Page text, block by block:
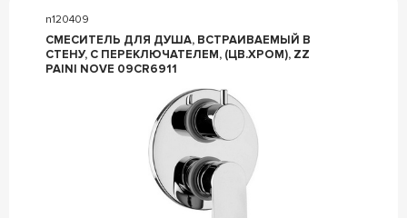
n120409
СМЕСИТЕЛЬ ДЛЯ ДУША, ВСТРАИВАЕМЫЙ В
СТЕНУ, С ПЕРЕКЛЮЧАТЕЛЕМ, (ЦВ.ХРОМ), ZZ
PAINI NOVE 09CR6911